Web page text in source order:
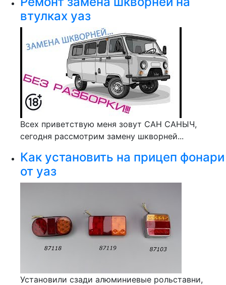
втулках уаз
Всех приветствую меня зовут САН САНЫЧ,
сегодня рассмотрим замену шкворней...
Как установить на прицеп фонари
от уаз
Установили сзади алюминиевые рольставни,